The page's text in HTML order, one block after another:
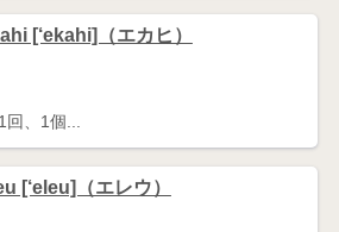
[‘ekahi]（エカヒ）
回、1個...
[‘eleu]（エレウ）